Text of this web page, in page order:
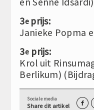
3e prijs:
Janieke Popma
3e prijs:
Krol uit
Berlikum)
Sociale media
Share dit artikel 